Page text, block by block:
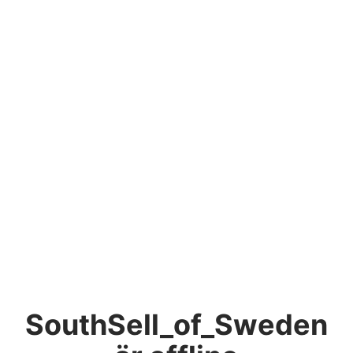
SouthSell_of_Sweden